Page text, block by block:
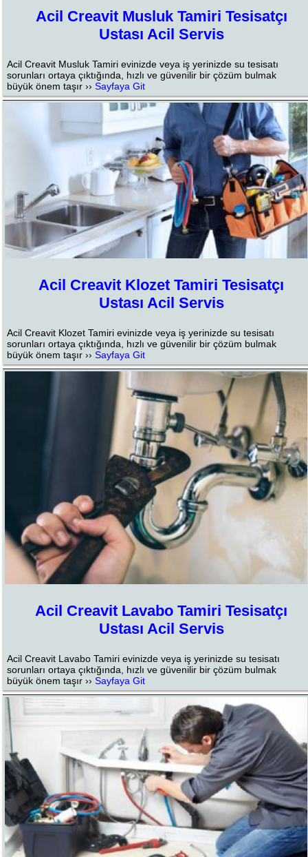
Acil Creavit Musluk Tamiri Tesisatçı
Ustası Acil Servis
Acil Creavit Musluk Tamiri evinizde veya iş yerinizde su tesisatı
sorunları ortaya çıktığında, hızlı ve güvenilir bir çözüm bulmak
büyük önem taşır ››Sayfaya Git
Acil Creavit Klozet Tamiri Tesisatçı
Ustası Acil Servis
Acil Creavit Klozet Tamiri evinizde veya iş yerinizde su tesisatı
sorunları ortaya çıktığında, hızlı ve güvenilir bir çözüm bulmak
büyük önem taşır ››Sayfaya Git
Acil Creavit Lavabo Tamiri Tesisatçı
Ustası Acil Servis
Acil Creavit Lavabo Tamiri evinizde veya iş yerinizde su tesisatı
sorunları ortaya çıktığında, hızlı ve güvenilir bir çözüm bulmak
büyük önem taşır ››Sayfaya Git